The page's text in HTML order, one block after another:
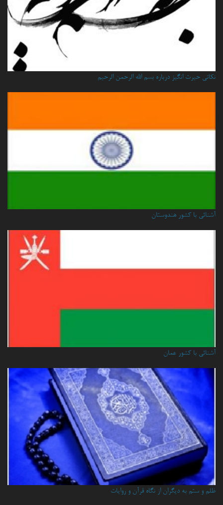
نكاتي حيرت انگيز درباره بسم الله الرحمن الرحيم
آشنائی با کشور هندوستان
آشنائي با كشور عمان
ظلم و ستم به دیگران از نگاه قرآن و روایات